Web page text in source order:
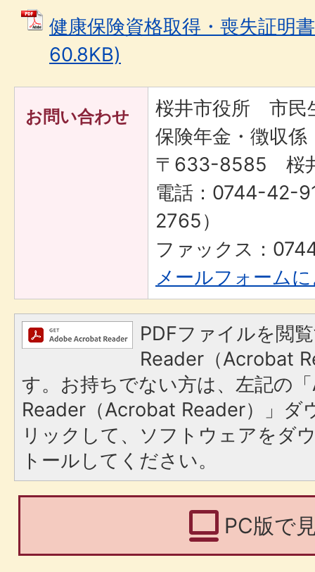
健康保険資格取得・喪失証明
60.8KB)
お問い合わせ
桜井市役所 市
保険年金・徴収係
〒633-8585 桜
電話：0744-42-
2765）
ファックス：
メールフォーム
PDFファイルを閲
Reader（Acrobat
す。お持ちでない方は、左記の
Reader（Acrobat Reader）」ダ
リックして、ソフトウェアをダ
トールしてください。
PC版で